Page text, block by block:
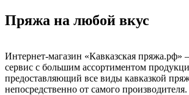
Пряжа на любой вкус
Интернет-магазин «Кавказская пряжа.рф»
сервис с большим ассортиментом
предоставляющий все виды кавказкой
непосредственно от самого производителя.